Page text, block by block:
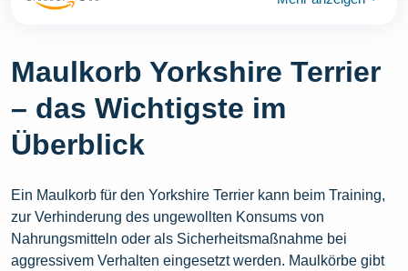
Maulkorb Yorkshire Terrier
– das Wichtigste im
Überblick
Ein Maulkorb für den Yorkshire Terrier kann beim Training,
zur Verhinderung des ungewollten Konsums von
Nahrungsmitteln oder als Sicherheitsmaßnahme bei
aggressivem Verhalten eingesetzt werden. Maulkörbe gibt